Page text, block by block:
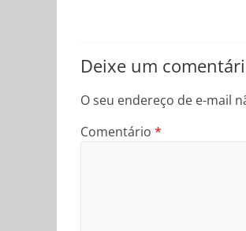
Deixe um
O seu endereço de e-mail
Comentário *